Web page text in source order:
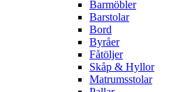
Barmöbler
Barstolar
Bord
Byråer
Fåtöljer
Skåp & Hyllor
Matrumsstolar